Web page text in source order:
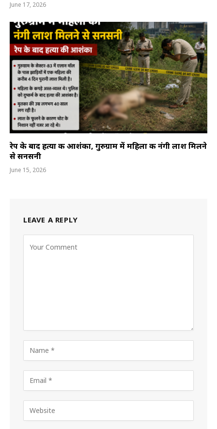
June 17, 2026
रेप के बाद हत्या की आशंका, गुरुग्राम में महिला की नंगी लाश मिलने
से सनसनी
June 15, 2026
LEAVE A REPLY